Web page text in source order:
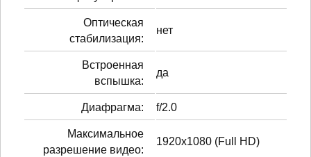
Оптическая
стабилизация:
нет
Встроенная
вспышка:
да
Диафрагма: f/2.0
Максимальное
разрешение видео:
1920x1080 (Full HD)